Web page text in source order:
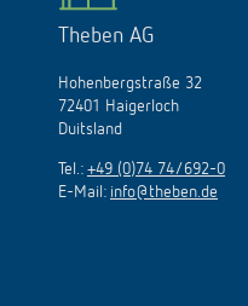
Theben AG
Hohenbergstraße 32
72401 Haigerloch
Duitsland
Tel.: +49 (0)74 74/692-0
E-Mail: info@theben.de